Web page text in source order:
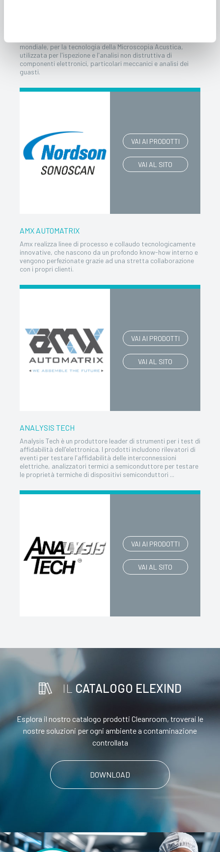
mondiale, per la tecnologia della Microscopia Acustica,
utilizzata per l'ispezione e l'analisi non distruttiva di
componenti elettronici, particolari meccanici e analisi dei
guasti.
VAI AI PRODOTTI
VAI AL SITO
AMX AUTOMATRIX
Amx realizza linee di processo e collaudo tecnologicamente
innovative, che nascono da un profondo know-how interno e
vengono perfezionate grazie ad una stretta collaborazione
con i propri clienti.
VAI AI PRODOTTI
VAI AL SITO
ANALYSIS TECH
Analysis Tech è un produttore leader di strumenti per i test di
affidabilità dell'elettronica. I prodotti includono rilevatori di
eventi per testare l'affidabilità delle interconnessioni
elettriche, analizzatori termici a semiconduttore per testare
le proprietà termiche di dispositivi semiconduttori ...
VAI AI PRODOTTI
VAI AL SITO
IL CATALOGO ELEXIND
Esplora il nostro catalogo prodotti Cleanroom, troverai le
nostre soluzioni per ogni ambiente a contaminazione
controllata
DOWNLOAD